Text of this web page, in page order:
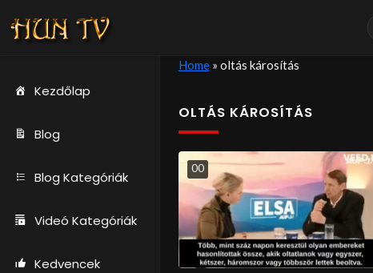
Kezdőlap
Blog
Blog Kategóriák
Videó Kategóriák
Kedvencek
Home» oltás károsítás
OLTÁS KÁROSÍTÁS
00